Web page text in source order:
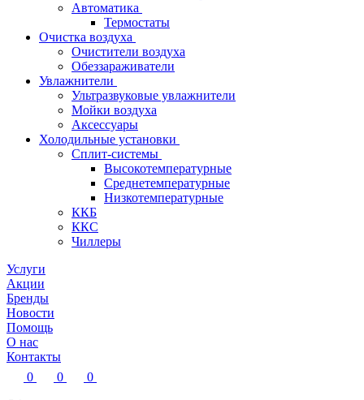
Автоматика
Термостаты
Очистка воздуха
Очистители воздуха
Обеззараживатели
Увлажнители
Ультразвуковые увлажнители
Мойки воздуха
Аксессуары
Холодильные установки
Сплит-системы
Высокотемпературные
Среднетемпературные
Низкотемпературные
ККБ
ККС
Чиллеры
Услуги
Акции
Бренды
Новости
Помощь
О нас
Контакты
0
0
0